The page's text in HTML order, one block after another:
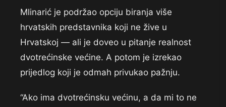
Mlinarić je podržao opciju biranja više
hrvatskih predstavnika koji ne žive u
Hrvatskoj — ali je doveo u pitanje realnost
dvotrećinske većine. A potom je izrekao
prijedlog koji je odmah privukao pažnju.
“Ako ima dvotrećinsku većinu, a da mi to ne